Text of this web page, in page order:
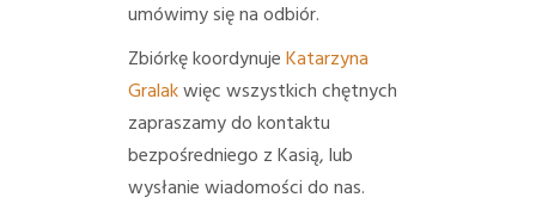
umówimy się na odbiór.
Zbiórkę koordynujeKatarzyna
Gralakwięc wszystkich chętnych
zapraszamy do kontaktu
bezpośredniego z Kasią, lub
wysłanie wiadomości do nas.